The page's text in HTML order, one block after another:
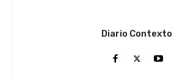
Diario Contexto